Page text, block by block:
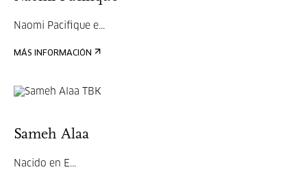
Naomi Pacifique e...
MÁS INFORMACIÓN
Sameh Alaa
Nacido en E...